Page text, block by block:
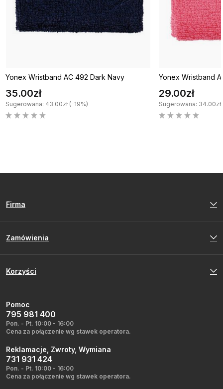
Yonex Wristband AC 492 Dark Navy
35.00zł
Sugerowana: 43.00zł (-19%)
Yonex Wristband
29.00zł
Sugerowana: 34.00zł
Firma
Zamówienia
Korzyści
Pomoc
795 981 400
Pon. - Pt. 10:00 - 16:00
Cena za połączenie wg stawek operatora.
Reklamacje, Zwroty, Wymiana
731 931 424
Pon. - Pt. 10:00 - 16:00
Cena za połączenie wg stawek operatora.